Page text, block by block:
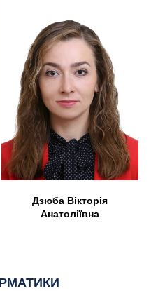
Дзюба Вікторія
Анатоліївна